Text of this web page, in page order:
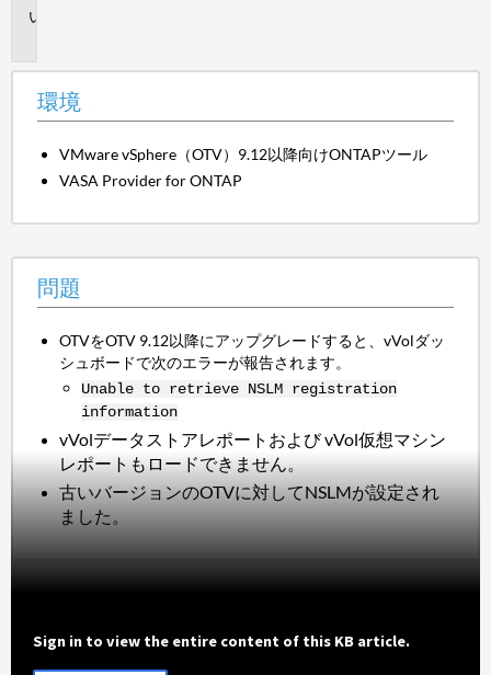
環境
VMware vSphere（OTV）9.12以降向けONTAPツール
VASA Provider for ONTAP
問題
OTVをOTV 9.12以降にアップグレードすると、vVolダッ
シュボードで次のエラーが報告されます。
Unable to retrieve NSLM registration
information
vVolデータストアレポートおよびvVol仮想マシン
レポートもロードできません。
古いバージョンのOTVに対してNSLMが設定され
ました。
Sign in to view the entire content of this KB article.